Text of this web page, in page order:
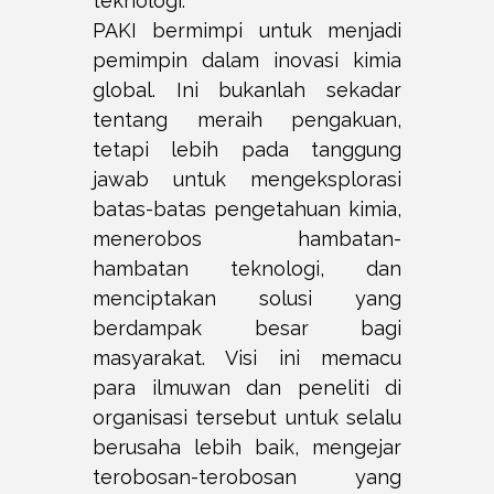
PAKI bermimpi untuk menjadi
pemimpin dalam inovasi kimia
global. Ini bukanlah sekadar
tentang meraih pengakuan,
tetapi lebih pada tanggung
jawab untuk mengeksplorasi
batas-batas pengetahuan kimia,
menerobos hambatan-
hambatan teknologi, dan
menciptakan solusi yang
berdampak besar bagi
masyarakat. Visi ini memacu
para ilmuwan dan peneliti di
organisasi tersebut untuk selalu
berusaha lebih baik, mengejar
terobosan-terobosan yang